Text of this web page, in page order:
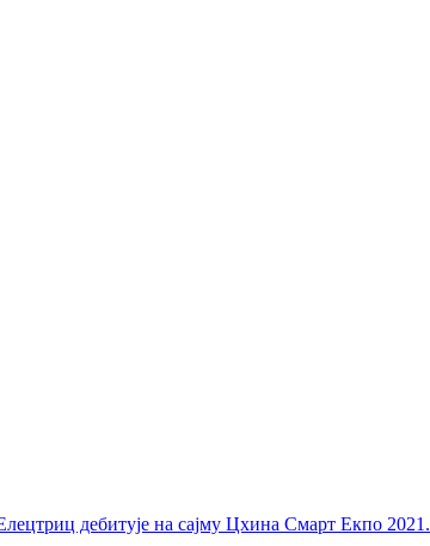
дебитује на сајму Цхина Смарт Екпо 2021.